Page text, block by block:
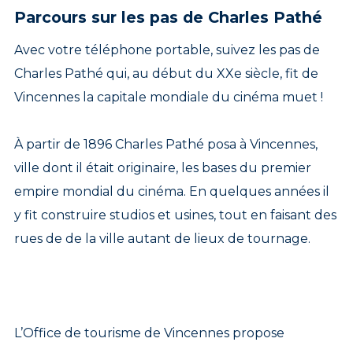
Parcours sur les pas de Charles Pathé
Avec votre téléphone portable, suivez les pas de
Charles Pathé qui, au début du XXe siècle, fit de
Vincennes la capitale mondiale du cinéma muet !
À partir de 1896 Charles Pathé posa à Vincennes,
ville dont il était originaire, les bases du premier
empire mondial du cinéma. En quelques années il
y fit construire studios et usines, tout en faisant des
rues de de la ville autant de lieux de tournage.
L’Office de tourisme de Vincennes propose